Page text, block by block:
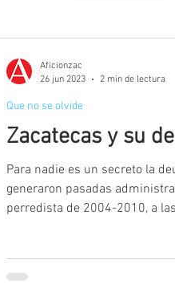
Zacatecas y su
Para nadie es un secreto la
generaron pasadas
perredista de 2004-2010, a
Que no se olvide
Aficionzac
26 jun 2023
2 min de lectura